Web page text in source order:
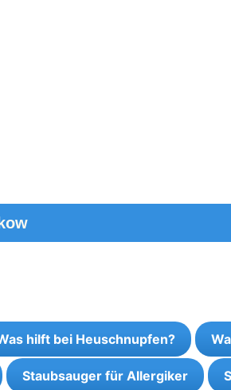
hilft bei Heuschnupfen?
Staubsauger für Allergiker